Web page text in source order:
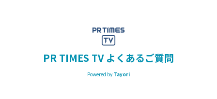
PR TIMES TV よくあるご質問
Powered by Tayori